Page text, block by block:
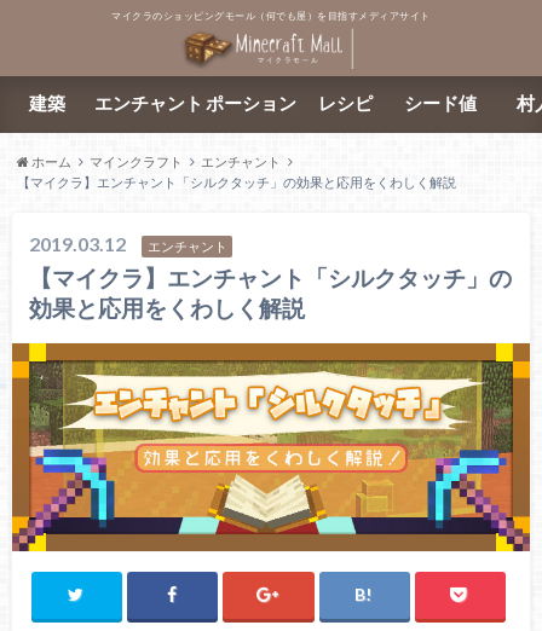
マイクラのショッピングモール（何でも屋）を目指すメディアサイト
建築 エンチャント ポーション レシピ シード値 村
ホーム マインクラフト
エンチャント
【マイクラ】エンチャント「シルクタッチ」の効果と応用をくわしく解説
2019.03.12 エンチャント
【マイクラ】エンチャント「シルクタッチ」の
効果と応用をくわしく解説